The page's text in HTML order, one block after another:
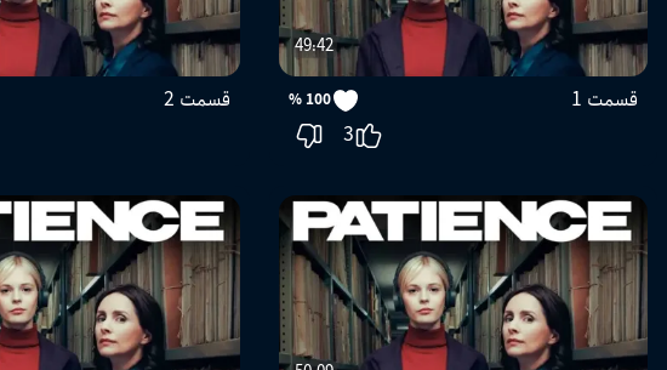
49:42
قسمت 1 100 %
3
قسمت 2